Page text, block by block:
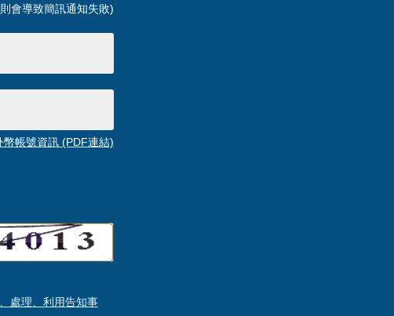
會導致簡訊通知失敗)
幣帳號資訊 (PDF連結)
處理、利用告知事